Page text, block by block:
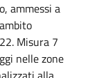
ammessi a
Misura 7
nelle zone